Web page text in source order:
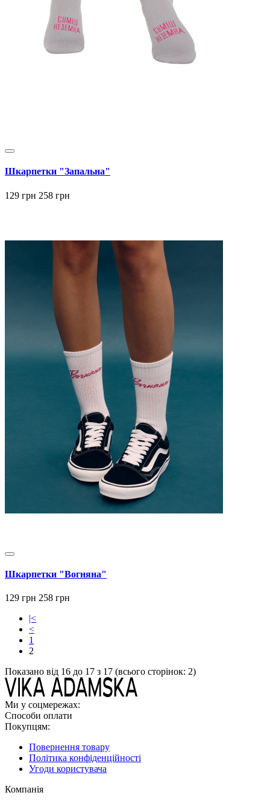
Шкарпетки "Запальна"
129 грн 258 грн
Шкарпетки "Вогняна"
129 грн 258 грн
|<
<
1
2
Показано від 16 до 17 з 17 (всього сторінок: 2)
Ми у соцмережах:
Способи оплати
Покупцям:
Повернення товару
Політика конфіденційності
Угоди користувача
Компанія